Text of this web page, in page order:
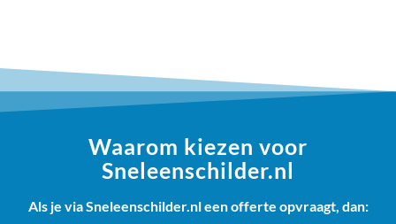
Waarom kiezen voor
Sneleenschilder.nl
Als je via Sneleenschilder.nl een offerte opvraagt, dan: